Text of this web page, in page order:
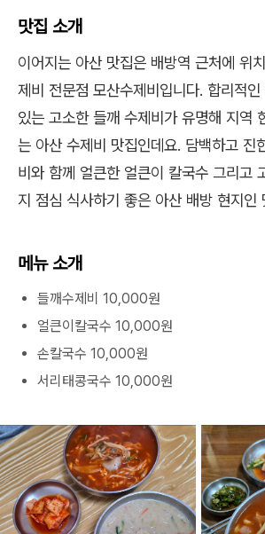
맛집 소개
이어지는 아산 맛집은 배방역 근처에 위
제비 전문점 모산수제비입니다. 합리적
있는 고소한 들깨 수제비가 유명해 지역
는 아산 수제비 맛집인데요. 담백하고 진
비와 함께 얼큰한 얼큰이 칼국수 그리고
지 점심 식사하기 좋은 아산 배방 현지인
메뉴 소개
들깨수제비 10,000원
얼큰이칼국수 10,000원
손칼국수 10,000원
서리태콩국수 10,000원